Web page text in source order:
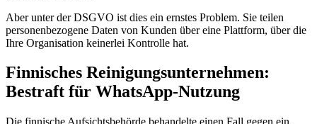
Aber unter der DSGVO ist dies ein ernstes Problem. Sie teilen
personenbezogene Daten von Kunden über eine Plattform, über die
Ihre Organisation keinerlei Kontrolle hat.
Finnisches Reinigungsunternehmen:
Bestraft für WhatsApp-Nutzung